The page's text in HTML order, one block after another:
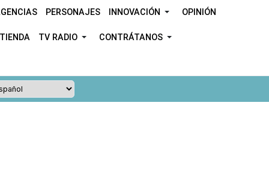
PERSONAJES INNOVACIÓN OPINIÓN
TIENDA TV RADIO CONTRÁTANOS